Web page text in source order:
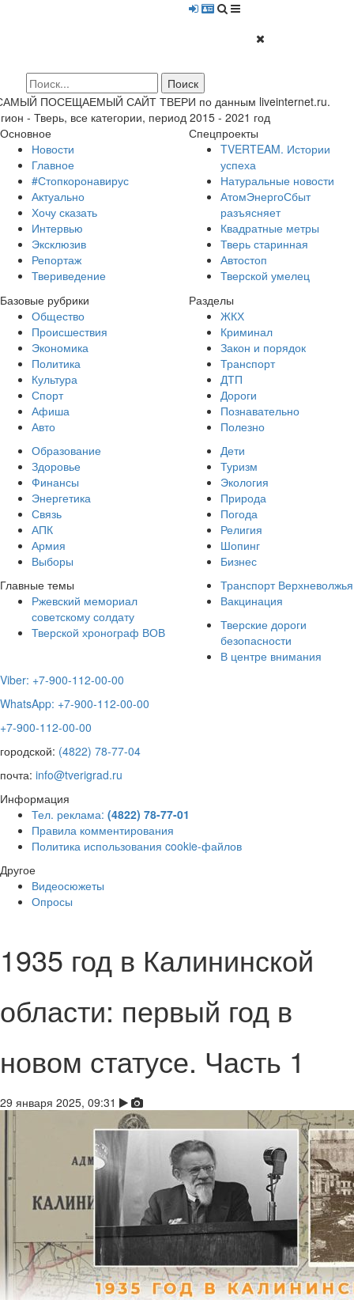
ПОСЕЩАЕМЫЙ САЙТ ТВЕРИ по данным liveinternet.ru.
- Тверь, все категории, период 2015 - 2021 год
Основное
Новости
Главное
#Стопкоронавирус
Актуально
Хочу сказать
Интервью
Эксклюзив
Репортаж
Твериведение
Спецпроекты
TVERTEAM. Истории
успеха
Натуральные новости
АтомЭнергоСбыт
разъясняет
Квадратные метры
Тверь старинная
Автостоп
Тверской умелец
Базовые рубрики
Общество
Происшествия
Экономика
Политика
Культура
Спорт
Афиша
Авто
Разделы
ЖКХ
Криминал
Закон и порядок
Транспорт
ДТП
Дороги
Познавательно
Полезно
Образование
Здоровье
Финансы
Энергетика
Связь
АПК
Армия
Выборы
Дети
Туризм
Экология
Природа
Погода
Религия
Шопинг
Бизнес
Главные темы
Ржевский мемориал
советскому солдату
Тверской хронограф ВОВ
Транспорт Верхневолжья
Вакцинация
Тверские дороги
безопасности
В центре внимания
Viber: +7-900-112-00-00
WhatsApp: +7-900-112-00-00
+7-900-112-00-00
городской: (4822) 78-77-04
почта: info@tverigrad.ru
Информация
Тел. реклама: (4822) 78-77-01
Правила комментирования
Политика использования cookie-файлов
Другое
Видеосюжеты
Опросы
1935 год в Калининской
области: первый год в
новом статусе. Часть 1
29 января 2025, 09:31